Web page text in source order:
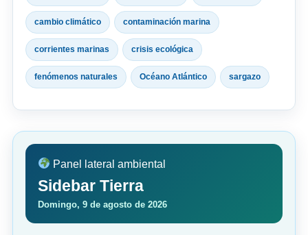
cambio climático contaminación marina
corrientes marinas crisis ecológica
fenómenos naturales Océano Atlántico sargazo
Panel lateral ambiental
Sidebar Tierra
Domingo, 9 de agosto de 2026